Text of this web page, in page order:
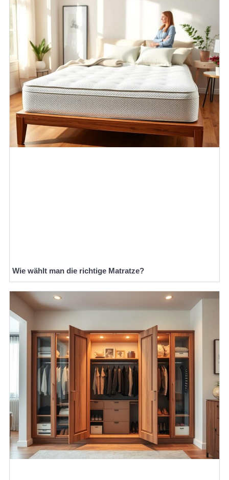
Wie wählt man die richtige Matratze?